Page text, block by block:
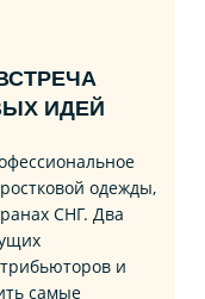
ИДЕЙ
одежды,
СНГ. Два
и
самые